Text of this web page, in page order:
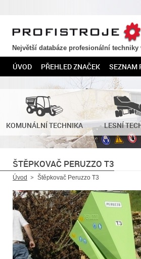
PROFISTROJE.CZ
Největší databáze profesionální techniky
ÚVOD PŘEHLED ZNAČEK SEZNAM
KOMUNÁLNÍ TECHNIKA LESNÍ
ŠTĚPKOVAČ PERUZZO T3
Úvod Štěpkovač Peruzzo T3